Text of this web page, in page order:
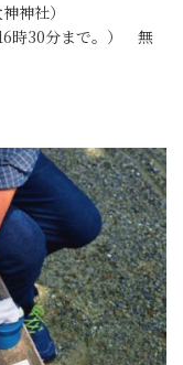
神社）
時30分まで。） 無